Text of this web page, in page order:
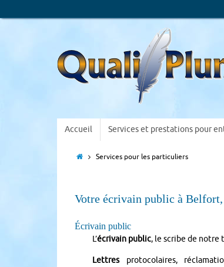
Accueil Services et prestations pour
Services pour les particuliers
Votre écrivain public à
Écrivain public
L’écrivain public, le scribe de notre
Lettresprotocolaires,